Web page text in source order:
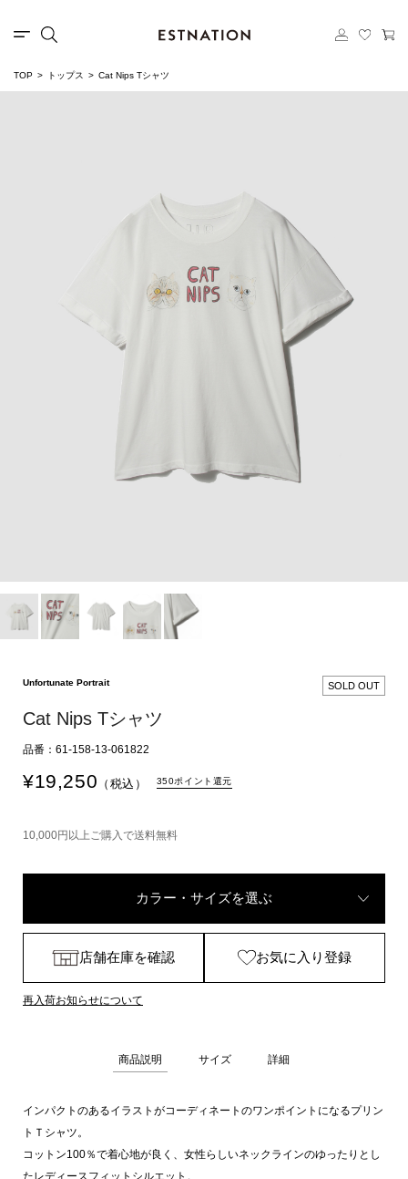
TOP トップス Cat Nips Tシャツ
Unfortunate Portrait SOLD OUT
Cat Nips Tシャツ
品番：61-158-13-061822
¥19,250 （税込） 350ポイント還元
10,000円以上ご購入で送料無料
カラー・サイズを選ぶ
店舗在庫を確認 お気に入り登録
再入荷お知らせについて
商品説明 サイズ 詳細
インパクトのあるイラストがコーディネートのワンポイントになるプリン
トＴシャツ。
コットン100％で着心地が良く、女性らしいネックラインのゆったりとし
たレディースフィットシルエット。